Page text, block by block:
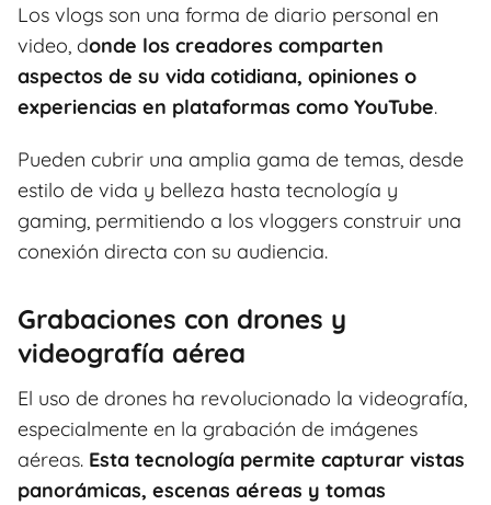
Los vlogs son una forma de diario personal en
video, donde los creadores comparten
aspectos de su vida cotidiana, opiniones o
experiencias en plataformas como YouTube.
Pueden cubrir una amplia gama de temas, desde
estilo de vida y belleza hasta tecnología y
gaming, permitiendo a los vloggers construir una
conexión directa con su audiencia.
Grabaciones con drones y
videografía aérea
El uso de drones ha revolucionado la videografía,
especialmente en la grabación de imágenes
aéreas. Esta tecnología permite capturar vistas
panorámicas, escenas aéreas y tomas